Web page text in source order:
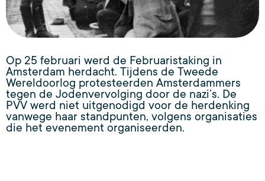
Op 25 februari werd de Februaristaking in
Amsterdam herdacht. Tijdens de Tweede
Wereldoorlog protesteerden Amsterdammers
tegen de Jodenvervolging door de nazi’s. De
PVV werd niet uitgenodigd voor de herdenking
vanwege haar standpunten, volgens organisaties
die het evenement organiseerden.